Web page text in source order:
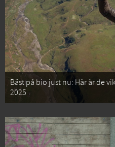
Bäst på bio just nu: Här är de
2025